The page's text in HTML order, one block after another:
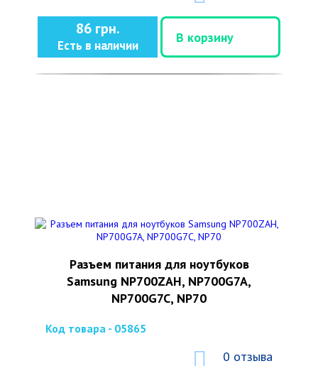
86 грн.
Есть в наличии
В корзину
Разъем питания для ноутбуков
Samsung NP700ZAH, NP700G7A,
NP700G7C, NP70
Код товара - 05865
0 отзыва